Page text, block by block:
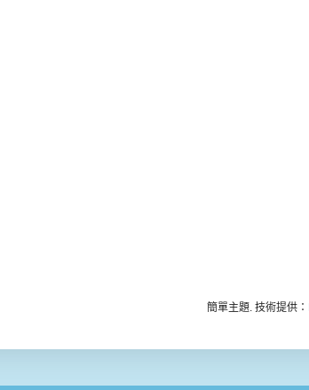
簡單主題. 技術提供：